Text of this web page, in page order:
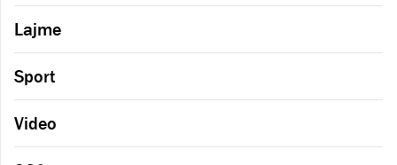
Lajme
Sport
Video